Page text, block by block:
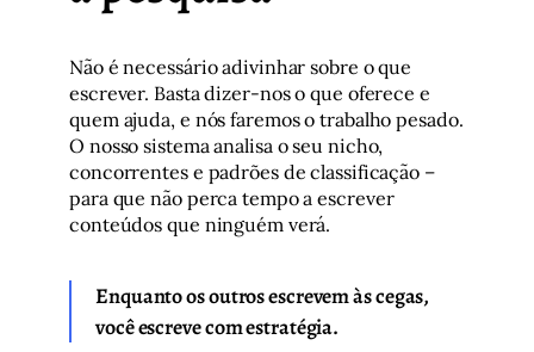
Não é necessário adivinhar sobre o que
escrever. Basta dizer-nos o que oferece e
quem ajuda, e nós faremos o trabalho pesado.
O nosso sistema analisa o seu nicho,
concorrentes e padrões de classificação –
para que não perca tempo a escrever
conteúdos que ninguém verá.
Enquanto os outros escrevem às cegas,
você escreve com estratégia.